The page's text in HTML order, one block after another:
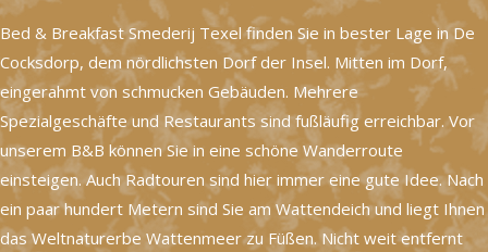
Bed & Breakfast Smederij Texel finden Sie in bester Lage in De
Cocksdorp, dem nördlichsten Dorf der Insel. Mitten im Dorf,
eingerahmt von schmucken Gebäuden. Mehrere
Spezialgeschäfte und Restaurants sind fußläufig erreichbar. Vor
unserem B&B können Sie in eine schöne Wanderroute
einsteigen. Auch Radtouren sind hier immer eine gute Idee. Nach
ein paar hundert Metern sind Sie am Wattendeich und liegt Ihnen
das Weltnaturerbe Wattenmeer zu Füßen. Nicht weit entfernt